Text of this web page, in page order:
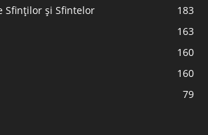
Sfinților și Sfintelor
183
163
160
160
79